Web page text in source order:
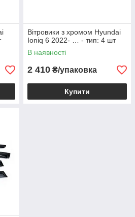
Вітровики з хромом Hyundai
Ioniq 6 2022- … - тип: 4 шт
В наявності
2 410 ₴/упаковка
Купити